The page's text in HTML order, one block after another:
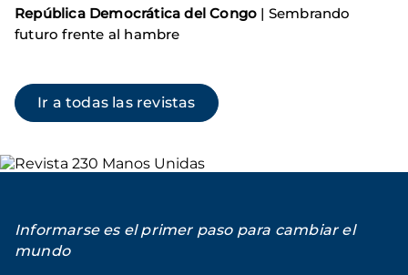
Imagen
República Democrática del Congo | Sembrando
futuro frente al hambre
Ir a todas las revistas
Informarse es el primer paso para cambiar el
mundo